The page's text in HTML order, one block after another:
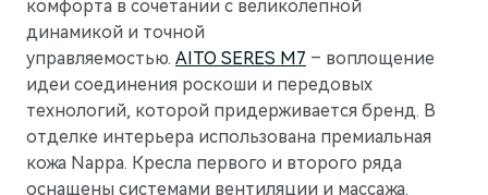
комфорта в сочетании с великолепной
динамикой и точной
управляемостью. AITO SERES M7 – воплощение
идеи соединения роскоши и передовых
технологий, которой придерживается бренд. В
отделке интерьера использована премиальная
кожа Nappa. Кресла первого и второго ряда
оснащены системами вентиляции и массажа.